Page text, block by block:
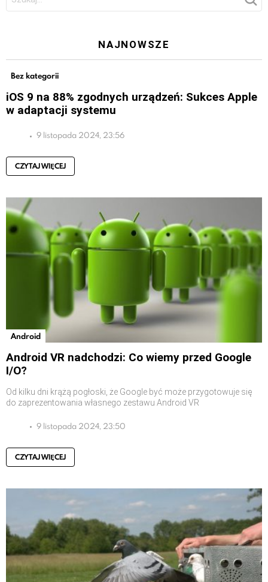
NAJNOWSZE
Bez kategorii
iOS 9 na 88% zgodnych urządzeń: Sukces Apple
w adaptacji systemu
9 listopada 2024, 23:56
CZYTAJ WIĘCEJ
Android
Android VR nadchodzi: Co wiemy przed Google
I/O?
Od kilku dni krążą pogłoski, że Google być może przygotowuje się
do zaprezentowania własnego zestawu Android VR
9 listopada 2024, 23:50
CZYTAJ WIĘCEJ